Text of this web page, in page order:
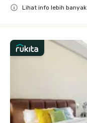
Lihat info lebih banyak